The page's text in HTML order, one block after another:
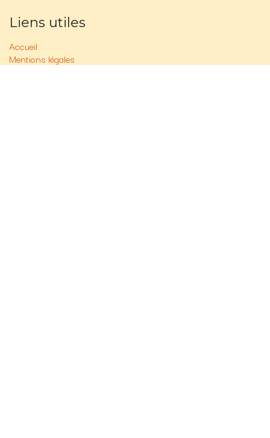
Liens utiles
Accueil
Mentions légales